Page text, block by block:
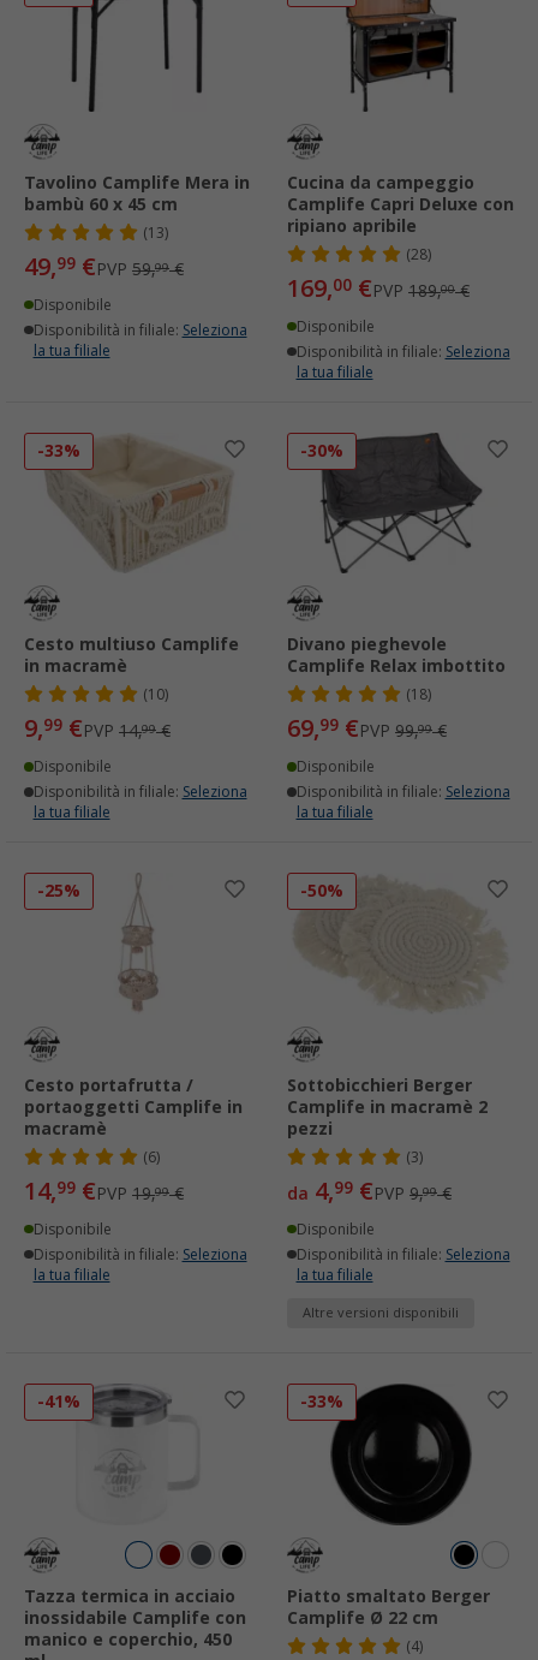
Tavolino Camplife Mera in
bambù 60 x 45 cm
(13)
49,99 €PVP 59,99€
Disponibile
Disponibilità in filiale: Seleziona
la tua filiale
Cucina da campeggio
Camplife Capri Deluxe con
ripiano apribile
(28)
169,00 €PVP 189,00€
Disponibile
Disponibilità in filiale: Seleziona
la tua filiale
-33%
Cesto multiuso Camplife
in macramè
(10)
9,99 €PVP 14,99€
Disponibile
Disponibilità in filiale: Seleziona
la tua filiale
-30%
Divano pieghevole
Camplife Relax imbottito
(18)
69,99 €PVP 99,99€
Disponibile
Disponibilità in filiale: Seleziona
la tua filiale
-25%
Cesto portafrutta /
portaoggetti Camplife in
macramè
(6)
14,99 €PVP 19,99€
Disponibile
Disponibilità in filiale: Seleziona
la tua filiale
-50%
Sottobicchieri Berger
Camplife in macramè 2
pezzi
(3)
da 4,99 €PVP 9,99€
Disponibile
Disponibilità in filiale: Seleziona
la tua filiale
Altre versioni disponibili
-41%
Tazza termica in acciaio
inossidabile Camplife con
manico e coperchio, 450
-33%
Piatto smaltato Berger
Camplife Ø 22 cm
(4)